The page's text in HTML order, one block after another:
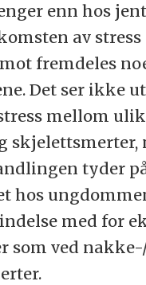
enn hos
av stress
fremdeles
Det ser ikke
mellom
skjelettsmerter,
tyder
hos
med for
som ved